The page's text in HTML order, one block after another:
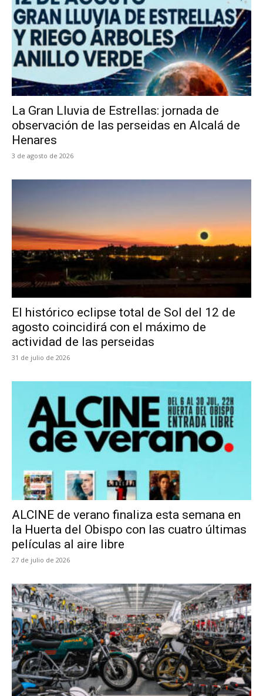
La Gran Lluvia de Estrellas: jornada de
observación de las perseidas en Alcalá de
Henares
3 de agosto de 2026
El histórico eclipse total de Sol del 12 de
agosto coincidirá con el máximo de
actividad de las perseidas
31 de julio de 2026
ALCINE de verano finaliza esta semana en
la Huerta del Obispo con las cuatro últimas
películas al aire libre
27 de julio de 2026